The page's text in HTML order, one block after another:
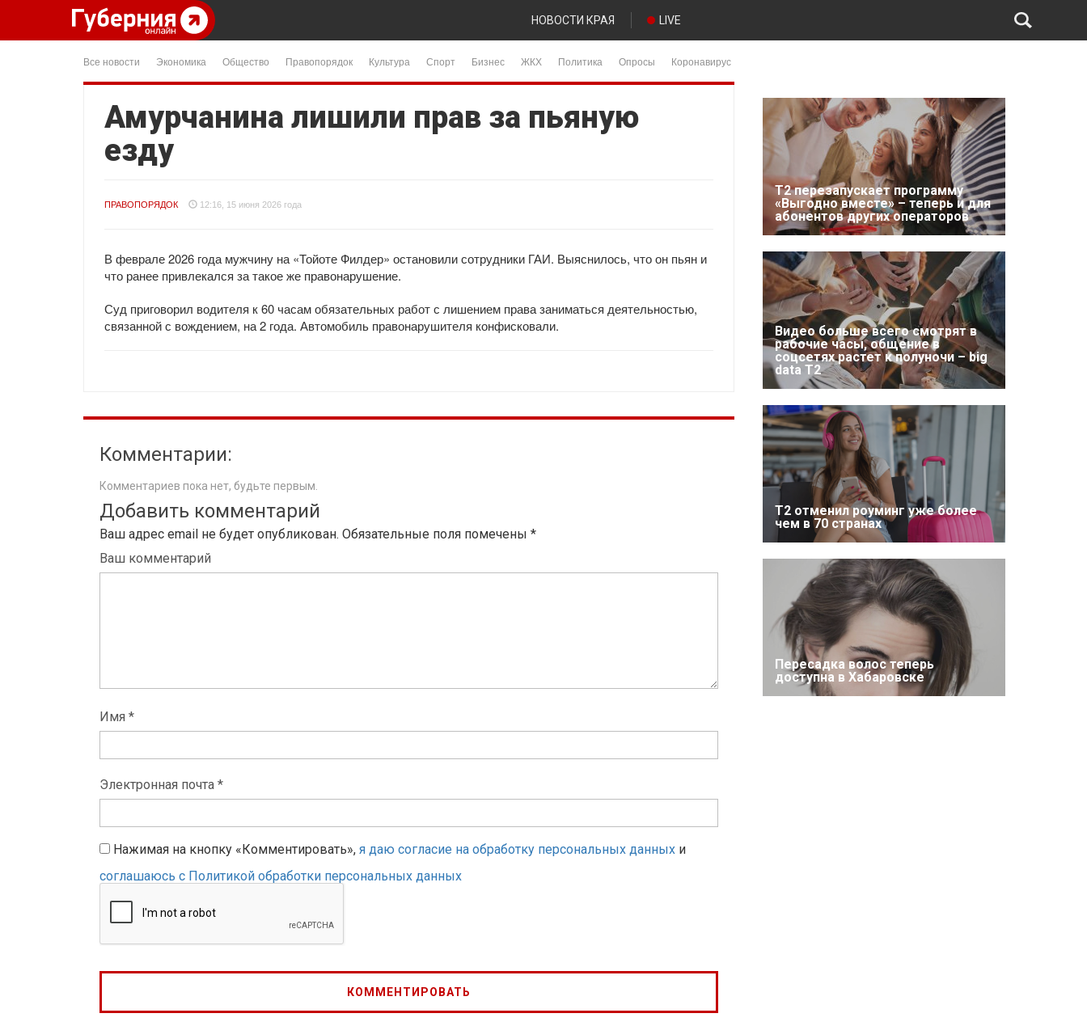
НОВОСТИ КРАЯ LIVE
Все новости Экономика Общество Правопорядок Культура Спорт Бизнес ЖКХ Политика Опросы Коронавирус
Амурчанина лишили прав за пьяную
езду
ПРАВОПОРЯДОК 12:16, 15 июня 2026 года
В феврале 2026 года мужчину на «Тойоте Филдер» остановили сотрудники ГАИ. Выяснилось, что он пьян и
что ранее привлекался за такое же правонарушение.
Суд приговорил водителя к 60 часам обязательных работ с лишением права заниматься деятельностью,
связанной с вождением, на 2 года. Автомобиль правонарушителя конфисковали.
Комментарии:
Комментариев пока нет, будьте первым.
Добавить комментарий
Ваш адрес email не будет опубликован. Обязательные поля помечены *
Ваш комментарий
Имя *
Электронная почта *
Нажимая на кнопку «Комментировать», я даю согласие на обработку персональных данных и
соглашаюсь с Политикой обработки персональных данных
Т2 перезапускает программу
«Выгодно вместе» – теперь и для
абонентов других операторов
Видео больше всего смотрят в
рабочие часы, общение в
соцсетях растет к полуночи – big
data T2
Т2 отменил роуминг уже более
чем в 70 странах
Пересадка волос теперь
доступна в Хабаровске